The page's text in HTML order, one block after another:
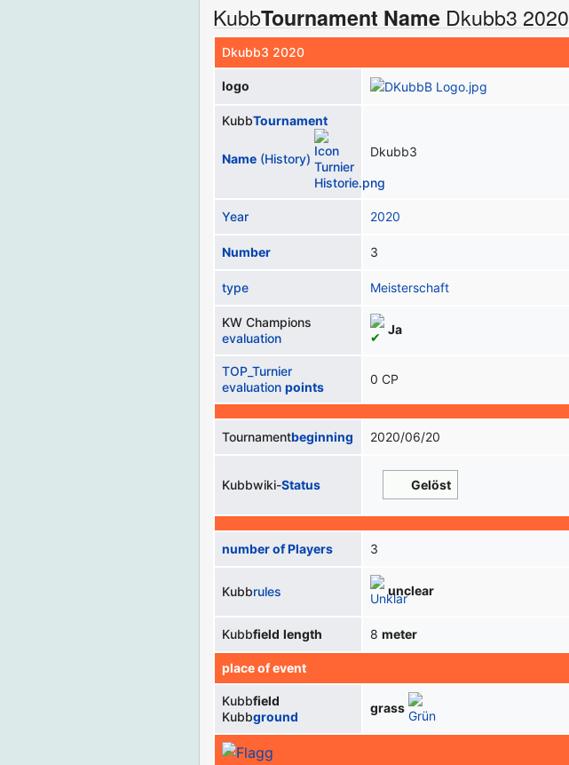
KubbTournament Name Dkubb3 2020
Dkubb3 2020
logo
KubbTournament
Name (History) Dkubb3
Year 2020
Number 3
type Meisterschaft
KW Champions
evaluation
Ja
TOP_Turnier
evaluationpoints
0 CP
Tournamentbeginning 2020/06/20
Kubbwiki-Status Gelöst
number of Players 3
Kubbrules unclear
Kubbfield length 8meter
place of event
Kubbfield
Kubbground
grass